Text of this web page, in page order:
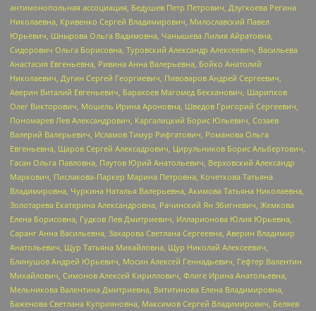
антимонопольная ассоциация, Бедушев Петр Петрович, Дзугкоева Регина
Николаевна, Кривенко Сергей Владимирович, Милославский Павел
Юрьевич, Шнырова Ольга Вадимовна, Чанышева Лилия Айратовна,
Сидорович Ольга Борисовна, Туровский Александр Алексеевич, Васильева
Анастасия Евгеньевна, Ривина Анна Валерьевна, Бойко Анатолий
Николаевич, Дугин Сергей Георгиевич, Пивоваров Андрей Сергеевич,
Аверин Виталий Евгеньевич, Барахоев Магомед Бекханович, Шарипков
Олег Викторович, Мошель Ирина Ароновна, Шведов Григорий Сергеевич,
Пономарев Лев Александрович, Каргалицкий Борис Юльевич, Созаев
Валерий Валерьевич, Исламов Тимур Рифгатович, Романова Ольга
Евгеньевна, Щаров Сергей Алексадрович, Цирульников Борис Альбертович,
Гасан Ольга Павловна, Паутов Юрий Анатольевич, Верховский Александр
Маркович, Пислакова-Паркер Марина Петровна, Кочеткова Татьяна
Владимировна, Чуркина Наталья Валерьевна, Акимова Татьяна Николаевна,
Золотарева Екатерина Александровна, Рачинский Ян Збигневич, Жемкова
Елена Борисовна, Гудков Лев Дмитриевич, Илларионова Юлия Юрьевна,
Саранг Анна Васильевна, Захарова Светлана Сергеевна, Аверин Владимир
Анатольевич, Щур Татьяна Михайловна, Щур Николай Алексеевич,
Блинушов Андрей Юрьевич, Мосин Алексей Геннадьевич, Гефтер Валентин
Михайлович, Симонов Алексей Кириллович, Флиге Ирина Анатольевна,
Мельникова Валентина Дмитриевна, Вититинова Елена Владимировна,
Баженова Светлана Куприяновна, Максимов Сергей Владимирович, Беляев